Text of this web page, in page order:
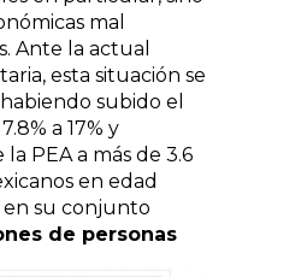
mal
Ante la actual
esta situación se
subido el
a 17% y
PEA a más de 3.6
en edad
en su conjunto
de personas